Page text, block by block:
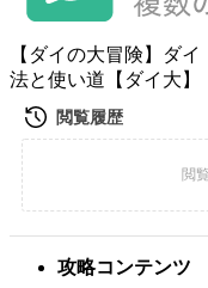
【ダイの大冒険】ダ
法と使い道【ダイ大】
攻略コンテンツ